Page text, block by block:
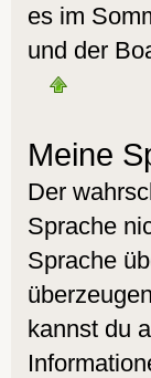
es im
und der
Meine
Der
Sprache
Sprache
kannst du